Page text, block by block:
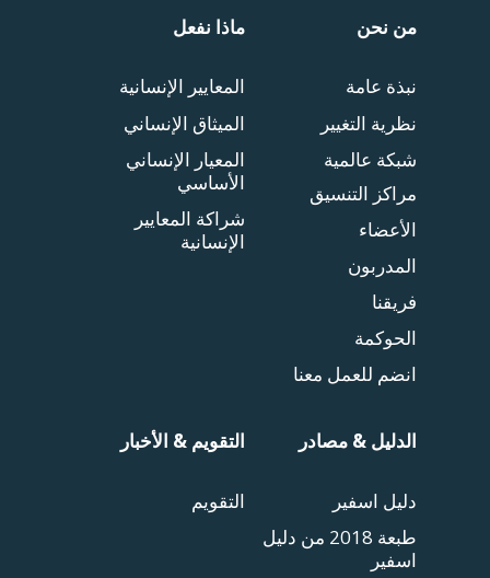
من نحن
نبذة عامة
نظرية التغيير
شبكة عالمية
مراكز التنسيق
الأعضاء
المدربون
فريقنا
الحوكمة
انضم للعمل معنا
ماذا نفعل
المعايير الإنسانية
الميثاق الإنساني
المعيار الإنساني
الأساسي
شراكة المعايير
الإنسانية
الدليل & مصادر
دليل اسفير
طبعة 2018 من دليل
اسفير
التقويم & الأخبار
التقويم